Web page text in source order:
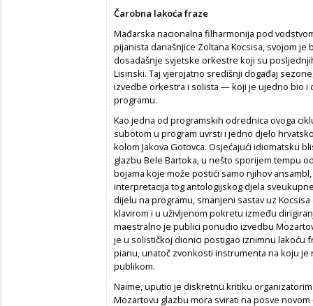
Čarobna lakoća fraze
Mađarska nacionalna filharmonija pod
pijanista današnjice Zoltana Kocsisa, svojom
dosadašnje svjetske orkestre koji su
Lisinski. Taj vjerojatno središnji događaj
izvedbe orkestra i solista — koji je ujedno bio i
programu.
Kao jedna od programskih odrednica ovoga
subotom u program uvrsti i jedno djelo
kolom Jakova Gotovca. Osjećajući idiomatsku
glazbu Bele Bartoka, u nešto sporijem tempu
bojama koje može postići samo njihov
interpretacija tog antologijskog djela
dijelu na programu, smanjeni sastav uz
klavirom i u uživljenom pokretu između
maestralno je publici ponudio izvedbu
je u solističkoj dionici postigao iznimnu lakoću
pianu, unatoč zvonkosti instrumenta na koju
publikom.
Naime, uputio je diskretnu kritiku
Mozartovu glazbu mora svirati na posve